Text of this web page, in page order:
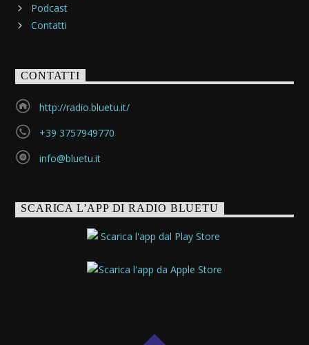
Podcast
Contatti
CONTATTI
http://radio.bluetu.it/
+39 3757949770
info@bluetu.it
SCARICA L’APP DI RADIO BLUETU